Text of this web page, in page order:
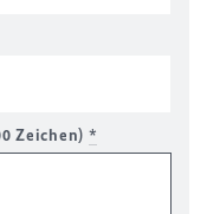
Zeichen) *